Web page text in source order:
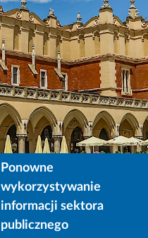
Ponowne
wykorzystywanie
informacji sektora
publicznego